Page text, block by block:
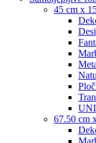
45 cm x
UNI
67.50 cm